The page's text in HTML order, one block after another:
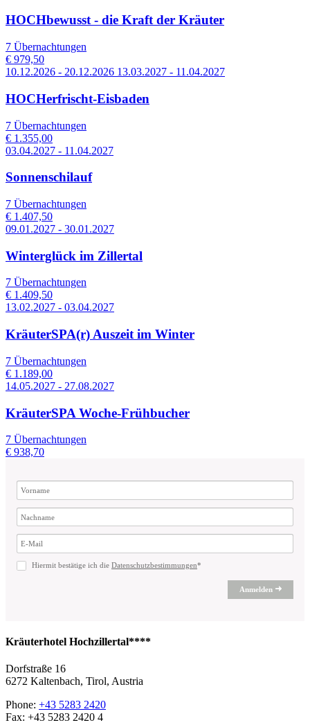
HOCHbewusst - die Kraft der Kräuter
7 Übernachtungen
€ 979,50
10.12.2026 - 20.12.2026 13.03.2027 - 11.04.2027
HOCHerfrischt-Eisbaden
7 Übernachtungen
€ 1.355,00
03.04.2027 - 11.04.2027
Sonnenschilauf
7 Übernachtungen
€ 1.407,50
09.01.2027 - 30.01.2027
Winterglück im Zillertal
7 Übernachtungen
€ 1.409,50
13.02.2027 - 03.04.2027
KräuterSPA(r) Auszeit im Winter
7 Übernachtungen
€ 1.189,00
14.05.2027 - 27.08.2027
KräuterSPA Woche-Frühbucher
7 Übernachtungen
€ 938,70
Hiermit bestätige ich die Datenschutzbestimmungen*
Anmelden
Kräuterhotel Hochzillertal****
Dorfstraße 16
6272 Kaltenbach, Tirol, Austria
Phone: +43 5283 2420
Fax: +43 5283 2420 4